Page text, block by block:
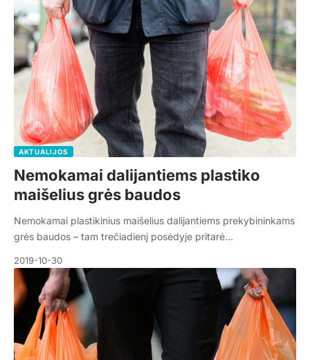
AKTUALIJOS
Nemokamai dalijantiems plastiko
maišelius grės baudos
Nemokamai plastikinius maišelius dalijantiems prekybininkams
grės baudos – tam trečiadienį posėdyje pritarė…
2019-10-30